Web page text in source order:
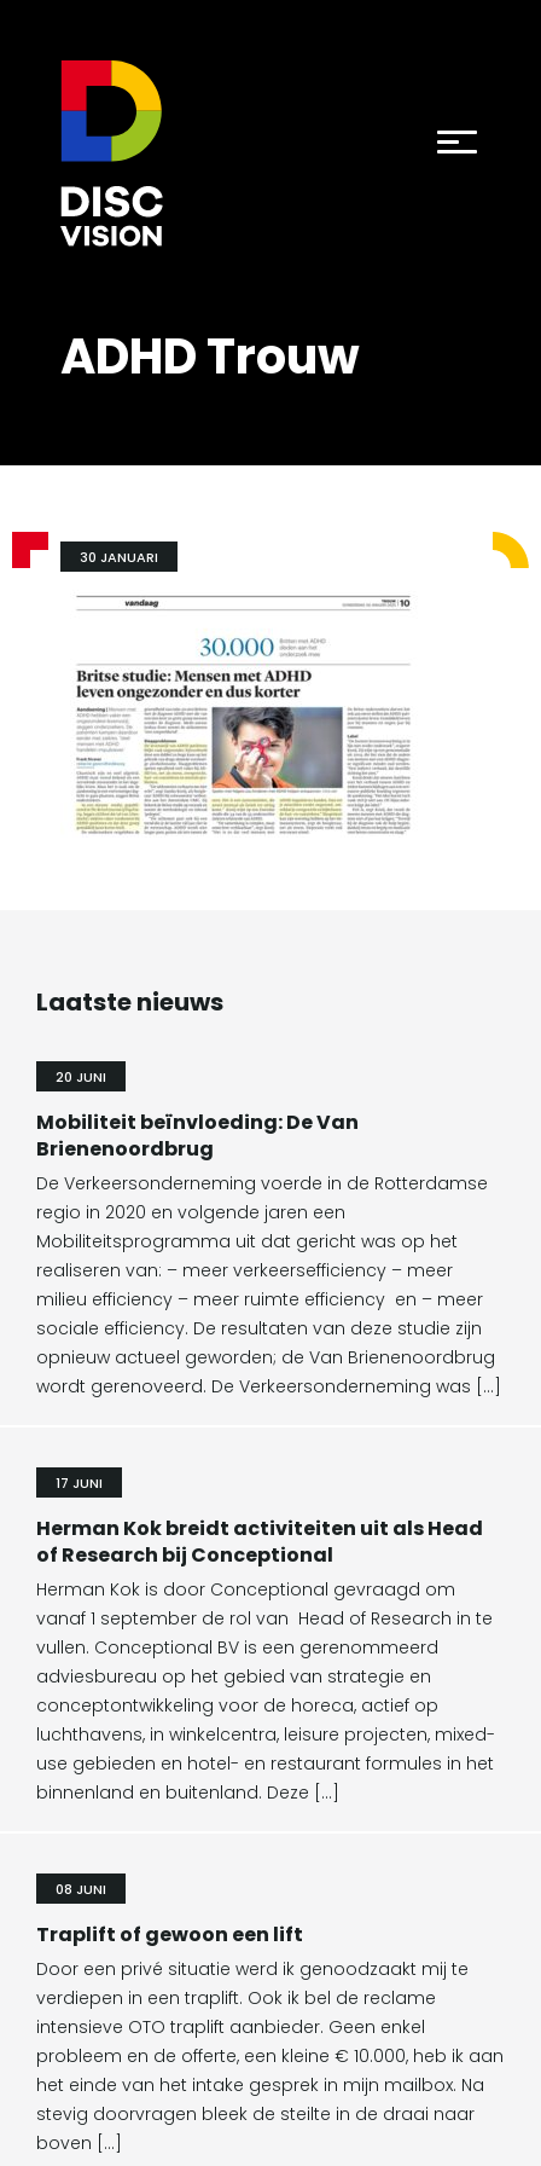
ADHD Trouw
30 JANUARI
Laatste nieuws
20 JUNI
Mobiliteit beïnvloeding: De Van
Brienenoordbrug
De Verkeersonderneming voerde in de Rotterdamse
regio in 2020 en volgende jaren een
Mobiliteitsprogramma uit dat gericht was op het
realiseren van: – meer verkeersefficiency – meer
milieu efficiency – meer ruimte efficiency en – meer
sociale efficiency. De resultaten van deze studie zijn
opnieuw actueel geworden; de Van Brienenoordbrug
wordt gerenoveerd. De Verkeersonderneming was […]
17 JUNI
Herman Kok breidt activiteiten uit als Head
of Research bij Conceptional
Herman Kok is door Conceptional gevraagd om
vanaf 1 september de rol van Head of Research in te
vullen. Conceptional BV is een gerenommeerd
adviesbureau op het gebied van strategie en
conceptontwikkeling voor de horeca, actief op
luchthavens, in winkelcentra, leisure projecten, mixed-
use gebieden en hotel- en restaurant formules in het
binnenland en buitenland. Deze […]
08 JUNI
Traplift of gewoon een lift
Door een privé situatie werd ik genoodzaakt mij te
verdiepen in een traplift. Ook ik bel de reclame
intensieve OTO traplift aanbieder. Geen enkel
probleem en de offerte, een kleine € 10.000, heb ik aan
het einde van het intake gesprek in mijn mailbox. Na
stevig doorvragen bleek de steilte in de draai naar
boven […]